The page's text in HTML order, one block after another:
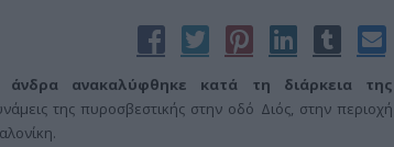
ανακαλύφθηκε κατά τη διάρκεια της
της πυροσβεστικής στην οδό Διός, στην περιοχή